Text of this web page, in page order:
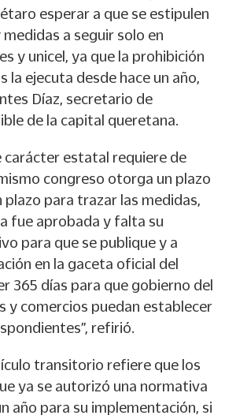
esperar a que se estipulen
a seguir solo en
y unicel, ya que la prohibición
la ejecuta desde hace un año,
Díaz, secretario de
de la capital queretana.
carácter estatal requiere de
congreso otorga un plazo
plazo para trazar las medidas,
fue aprobada y falta su
para que se publique y a
en la gaceta oficial del
365 días para que gobierno del
y comercios puedan establecer
refirió.
transitorio refiere que los
ya se autorizó una normativa
año para su implementación, si